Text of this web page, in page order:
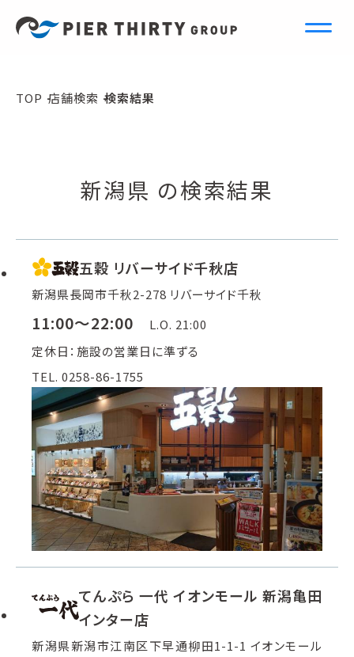
TOP 店舗検索 検索結果
新潟県 の検索結果
五穀 リバーサイド千秋店
新潟県長岡市千秋2-278 リバーサイド千秋
11:00～22:00
L.O. 21:00
定休日：施設の営業日に準ずる
TEL. 0258-86-1755
てんぷら 一代 イオンモール 新潟亀田
インター店
新潟県新潟市江南区下早通柳田1-1-1 イオンモール